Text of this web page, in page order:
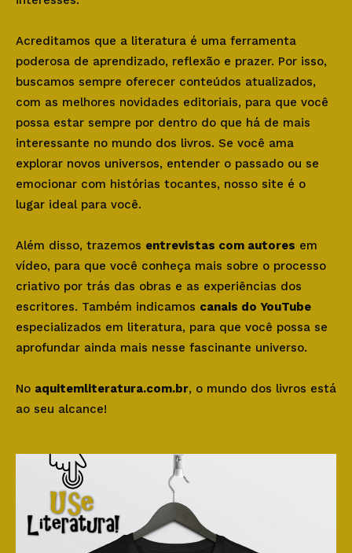
Acreditamos que a literatura é uma ferramenta
poderosa de aprendizado, reflexão e prazer. Por isso,
buscamos sempre oferecer conteúdos atualizados,
com as melhores novidades editoriais, para que você
possa estar sempre por dentro do que há de mais
interessante no mundo dos livros. Se você ama
explorar novos universos, entender o passado ou se
emocionar com histórias tocantes, nosso site é o
lugar ideal para você.
Além disso, trazemos entrevistas com autores em
vídeo, para que você conheça mais sobre o processo
criativo por trás das obras e as experiências dos
escritores. Também indicamos canais do YouTube
especializados em literatura, para que você possa se
aprofundar ainda mais nesse fascinante universo.
No aquitemliteratura.com.br, o mundo dos livros está
ao seu alcance!